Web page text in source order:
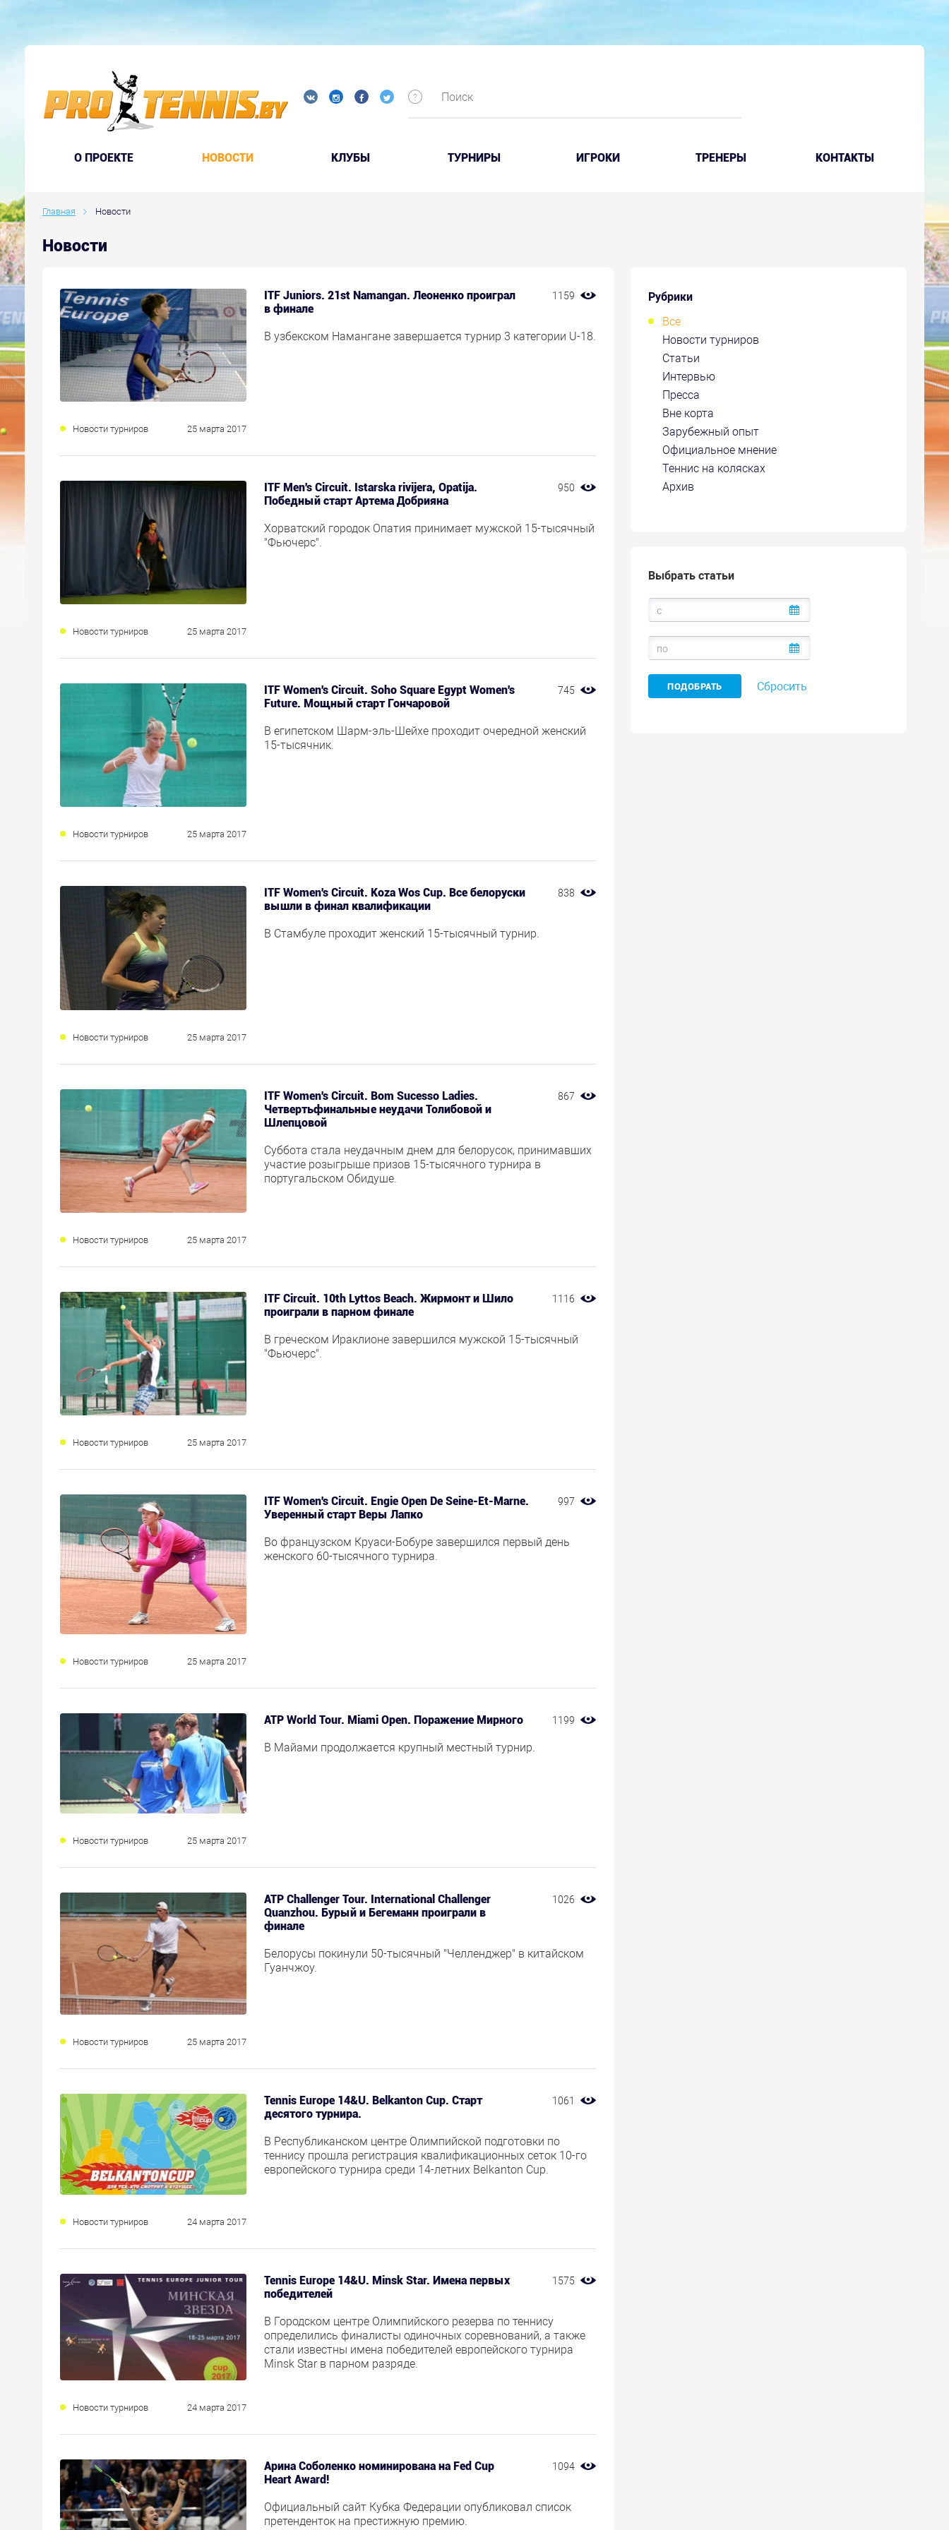
O ПРОЕКТЕ НОВОСТИ КЛУБЫ ТУРНИРЫ ИГРОКИ ТРЕНЕРЫ КОНТАКТЫ
Главная Новости
Новости
Рубрики
Все
Новости турниров
Статьи
Интервью
Пресса
Вне корта
Зарубежный опыт
Официальное мнение
Теннис на колясках
Архив
Выбрать статьи
Сбросить
Новости турниров 25 марта 2017
1159
ITF Juniors. 21st Namangan. Леоненко проиграл
в финале
В узбекском Намангане завершается турнир 3 категории U-18.
Новости турниров 25 марта 2017
950
ITF Men's Circuit. Istarska rivijera, Opatija.
Победный старт Артема Добрияна
Хорватский городок Опатия принимает мужской 15-тысячный
"Фьючерс".
Новости турниров 25 марта 2017
745
ITF Women's Circuit. Soho Square Egypt Women's
Future. Мощный старт Гончаровой
В египетском Шарм-эль-Шейхе проходит очередной женский
15-тысячник.
Новости турниров 25 марта 2017
838
ITF Women's Circuit. Koza Wos Cup. Все белоруски
вышли в финал квалификации
В Стамбуле проходит женский 15-тысячный турнир.
Новости турниров 25 марта 2017
867
ITF Women's Circuit. Bom Sucesso Ladies.
Четвертьфинальные неудачи Толибовой и
Шлепцовой
Суббота стала неудачным днем для белорусок, принимавших
участие розыгрыше призов 15-тысячного турнира в
португальском Обидуше.
Новости турниров 25 марта 2017
1116
ITF Circuit. 10th Lyttos Beach. Жирмонт и Шило
проиграли в парном финале
В греческом Ираклионе завершился мужской 15-тысячный
"Фьючерс".
Новости турниров 25 марта 2017
997
ITF Women's Circuit. Engie Open De Seine-Et-Marne.
Уверенный старт Веры Лапко
Во французском Круаси-Бобуре завершился первый день
женского 60-тысячного турнира.
Новости турниров 25 марта 2017
1199
АТР World Tour. Miami Open. Поражение Мирного
В Майами продолжается крупный местный турнир.
Новости турниров 25 марта 2017
1026
ATP Challenger Tour. International Challenger
Quanzhou. Бурый и Бегеманн проиграли в
финале
Белорусы покинули 50-тысячный "Челленджер" в китайском
Гуанчжоу.
Новости турниров 24 марта 2017
1061
Tennis Europe 14&U. Belkanton Cup. Старт
десятого турнира.
В Республиканском центре Олимпийской подготовки по
теннису прошла регистрация квалификационных сеток 10-го
европейского турнира среди 14-летних Belkanton Cup.
Новости турниров 24 марта 2017
1575
Tennis Europe 14&U. Minsk Star. Имена первых
победителей
В Городском центре Олимпийского резерва по теннису
определились финалисты одиночных соревнований, а также
стали известны имена победителей европейского турнира
Minsk Star в парном разряде.
1094
Арина Соболенко номинирована на Fed Cup
Heart Award!
Официальный сайт Кубка Федерации опубликовал список
претенденток на престижную премию.